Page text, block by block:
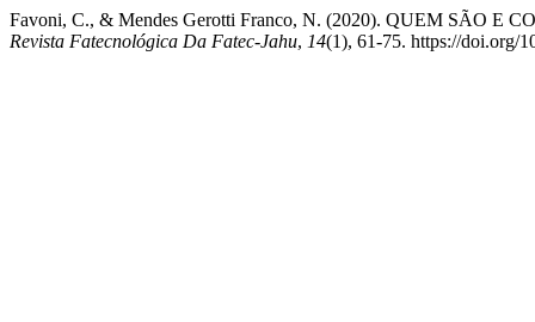
Favoni, C., & Mendes Gerotti Franco, N. (2020). QUEM SÃO E
Revista Fatecnológica Da Fatec-Jahu, 14(1), 61-75. https://doi.org/